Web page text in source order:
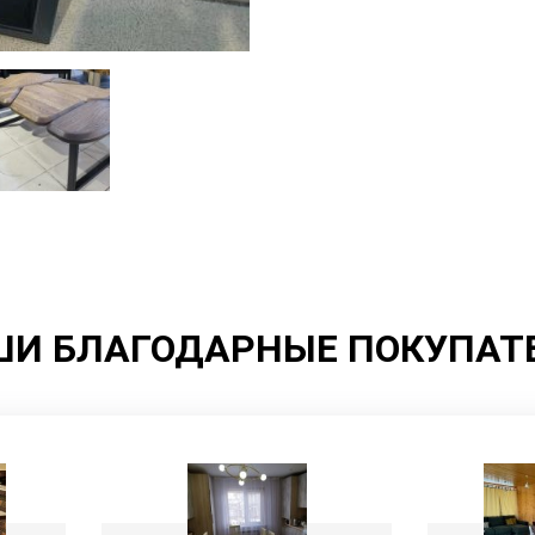
БЛАГОДАРНЫЕ